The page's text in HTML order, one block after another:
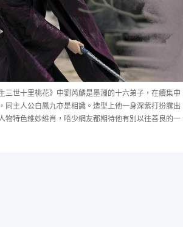
三世十里桃花》中劉芮麟是墨淵的十六弟子，在續集中
同主人公白鳳九亦是相識。造型上他一身深紫打扮露出
物特色維妙維肖，唔少網友都期待他有別以往善良的一